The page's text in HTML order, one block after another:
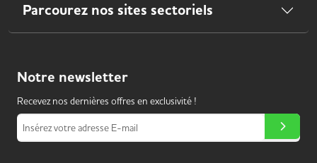
Parcourez nos sites sectoriels
Notre newsletter
Recevez nos dernières offres en exclusivité !
Insérez votre adresse E-mail